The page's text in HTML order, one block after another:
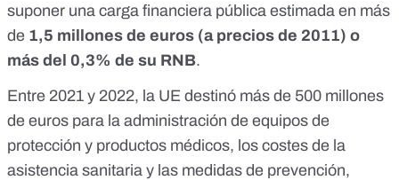
suponer una carga financiera pública estimada en más
de 1,5 millones de euros (a precios de 2011) o
más del 0,3% de su RNB.
Entre 2021 y 2022, la UE destinó más de 500 millones
de euros para la administración de equipos de
protección y productos médicos, los costes de la
asistencia sanitaria y las medidas de prevención,